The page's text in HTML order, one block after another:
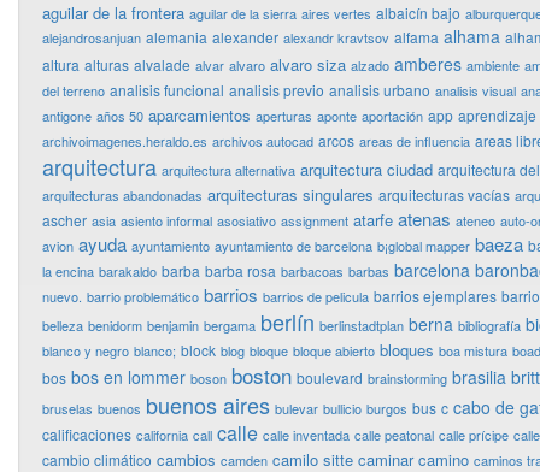
aguilar de la frontera aguilar de la sierra aires vertes albaicín bajo
alejandrosanjuan alemania alexander alexandr kravtsov alfama alhama
altura alturas alvalade alvar alvaro alvaro siza alzado amberes ambiente
del terreno analisis funcional analisis previo analisis urbano analisis visual
antigone años 50 aparcamientos aperturas aponte aportación app aprendizaje
archivoimagenes.heraldo.es archivos autocad arcos areas de influencia areas
arquitectura arquitectura alternativa arquitectura ciudad arquitectura
arquitecturas abandonadas arquitecturas singulares arquitecturas vacías
ascher asia asiento informal asosiativo assignment atarfe atenas ateneo auto-
avion ayuda ayuntamiento ayuntamiento de barcelona b¡global mapper baeza
la encina barakaldo barba barba rosa barbacoas barbas barcelona
nuevo. barrio problemático barrios barrios de pelicula barrios ejemplares
belleza benidorm benjamin bergama berlín berlinstadtplan berna bibliografía
blanco y negro blanco; block blog bloque bloque abierto bloques boa mistura
bos bos en lommer boson boston boulevard brainstorming brasilia
bruselas buenos buenos aires bulevar bullicio burgos bus c cabo de
calificaciones california call calle calle inventada calle peatonal calle prícipe
cambio climático cambios camden camilo sitte caminar camino caminos